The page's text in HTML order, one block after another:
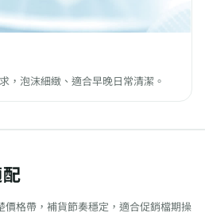
，泡沫細緻、適合早晚日常清潔。
價格帶，補貨節奏穩定，適合促銷檔期操